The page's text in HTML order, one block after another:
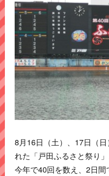
8月16日（土）、17日（
れた「戸田ふるさと祭り」
今年で40回を数え、2日